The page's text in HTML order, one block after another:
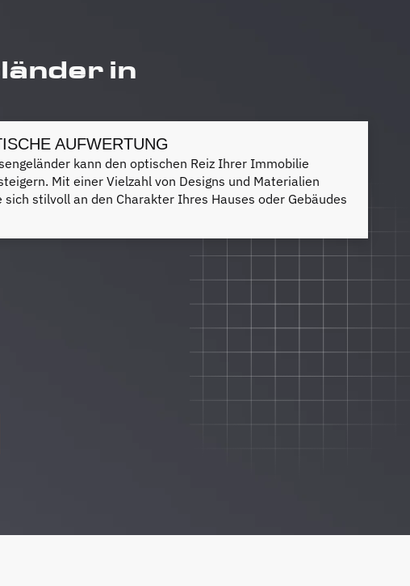
in
AUFWERTUNG
kann den optischen Reiz Ihrer Immobilie
Mit einer Vielzahl von Designs und Materialien
sich stilvoll an den Charakter Ihres Hauses oder Gebäudes